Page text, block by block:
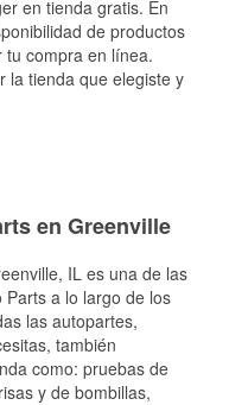
en tienda gratis. En
de productos
tu compra en línea.
la tienda que elegiste y
en Greenville
, IL es una de las
Parts a lo largo de los
las autopartes,
también
como: pruebas de
y de bombillas,